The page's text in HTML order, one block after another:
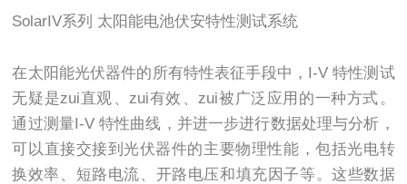
SolarIV系列 太阳能电池伏安特性测试系统
在太阳能光伏器件的所有特性表征手段中，I-V 特性测试
无疑是zui直观、zui有效、zui被广泛应用的一种方式。
通过测量I-V 特性曲线，并进一步进行数据处理与分析，
可以直接交接到光伏器件的主要物理性能，包括光电转
换效率、短路电流、开路电压和填充因子等。这些数据